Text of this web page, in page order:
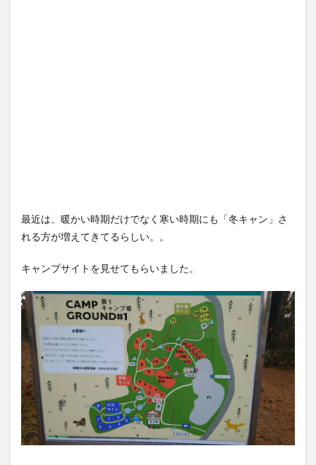
最近は、暖かい時期だけでなく寒い時期にも「冬キャン」さ
れる方が増えてきてるらしい。。
キャンプサイトを見せてもらいました。